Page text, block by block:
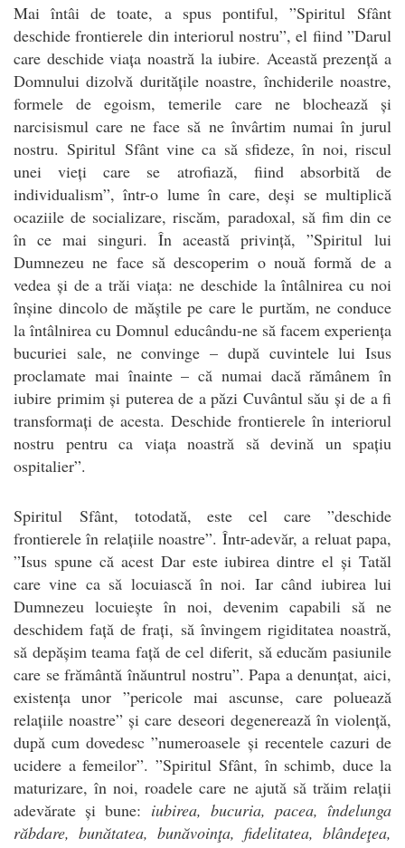
Mai întâi de toate, a spus pontiful, ”Spiritul Sfânt
deschide frontierele din interiorul nostru”, el fiind ”Darul
care deschide viața noastră la iubire. Această prezență a
Domnului dizolvă duritățile noastre, închiderile noastre,
formele de egoism, temerile care ne blochează și
narcisismul care ne face să ne învârtim numai în jurul
nostru.Spiritul Sfânt vine ca să sfideze, în noi, riscul
unei vieți care se atrofiază, fiind absorbită de
individualism”, într-o lume în care, deși se multiplică
ocaziile de socializare, riscăm, paradoxal, să fim din ce
în ce mai singuri. În această privință, ”Spiritul lui
Dumnezeu ne face să descoperim o nouă formă de a
vedea și de a trăi viața: ne deschide la întâlnirea cu noi
înșine dincolo de măștile pe care le purtăm, ne conduce
la întâlnirea cu Domnul educându-ne să facem experiența
bucuriei sale, ne convinge – după cuvintele lui Isus
proclamate mai înainte – că numai dacă rămânem în
iubire primim și puterea de a păzi Cuvântul său și de a fi
transformați de acesta. Deschide frontierele în interiorul
nostru pentru ca viața noastră să devină un spațiu
ospitalier”.
Spiritul Sfânt, totodată, este cel care ”deschide
frontierele în relațiile noastre”. Într-adevăr, a reluat papa,
”Isus spune că acest Dar este iubirea dintre el și Tatăl
care vine ca să locuiască în noi. Iar când iubirea lui
Dumnezeu locuiește în noi, devenim capabili să ne
deschidem față de frați, să învingem rigiditatea noastră,
să depășim teama față de cel diferit, să educăm pasiunile
care se frământă înăuntrul nostru”. Papa a denunțat, aici,
existența unor ”pericole mai ascunse, care poluează
relațiile noastre” și care deseori degenerează în violență,
după cum dovedesc ”numeroasele și recentele cazuri de
ucidere a femeilor”. ”Spiritul Sfânt, în schimb, duce la
maturizare, în noi, roadele care ne ajută să trăim relații
adevărate și bune: iubirea, bucuria, pacea, îndelunga
răbdare, bunătatea, bunăvoinţa, fidelitatea, blândeţea,